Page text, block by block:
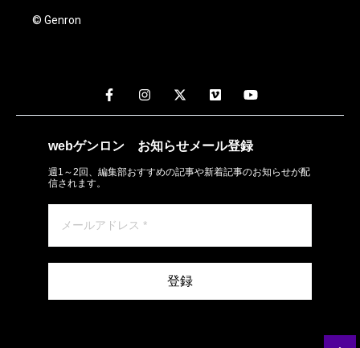
© Genron
webゲンロン お知らせメール登録
週1～2回、編集部おすすめの記事や新着記事のお知らせが配
信されます。
登録